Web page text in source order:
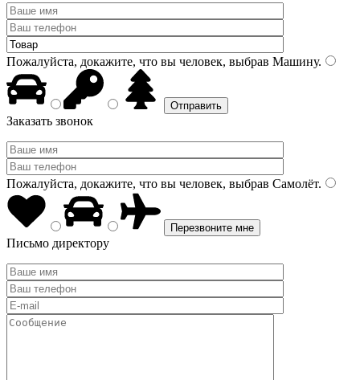
Пожалуйста, докажите, что вы человек, выбрав Машину.
Заказать звонок
Пожалуйста, докажите, что вы человек, выбрав Самолёт.
Письмо директору